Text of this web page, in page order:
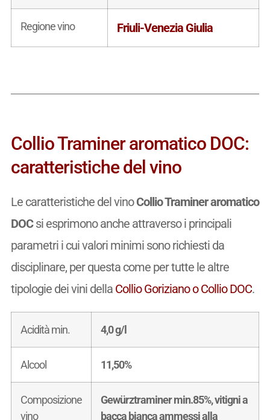
Regione vino Friuli-Venezia Giulia
Collio Traminer aromatico DOC:
caratteristiche del vino
Le caratteristiche del vinoCollio Traminer aromatico
DOCsi esprimono anche attraverso i principali
parametri i cui valori minimi sono richiesti da
disciplinare, per questa come per tutte le altre
tipologie dei vini della Collio Goriziano o Collio DOC.
Acidità min. 4,0 g/l
Alcool 11,50%
Composizione
vino
Gewürztraminer min.85%, vitigni a
bacca bianca ammessi alla